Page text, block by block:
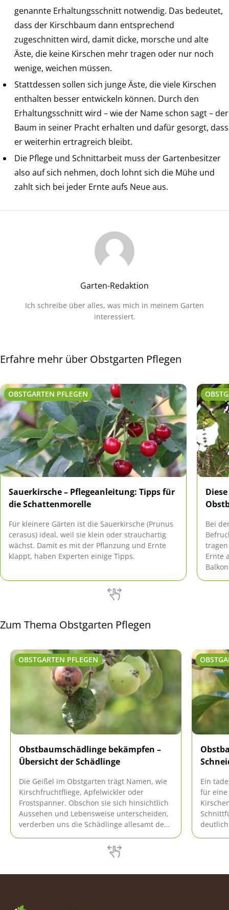
genannte Erhaltungsschnitt notwendig. Das bedeutet,
dass der Kirschbaum dann entsprechend
zugeschnitten wird, damit dicke, morsche und alte
Äste, die keine Kirschen mehr tragen oder nur noch
wenige, weichen müssen.
Stattdessen sollen sich junge Äste, die viele Kirschen
enthalten besser entwickeln können. Durch den
Erhaltungsschnitt wird – wie der Name schon sagt – der
Baum in seiner Pracht erhalten und dafür gesorgt, dass
er weiterhin ertragreich bleibt.
Die Pflege und Schnittarbeit muss der Gartenbesitzer
also auf sich nehmen, doch lohnt sich die Mühe und
zahlt sich bei jeder Ernte aufs Neue aus.
Garten-Redaktion
Ich schreibe über alles, was mich in meinem Garten
interessiert.
Erfahre mehr über Obstgarten Pflegen
OBSTGARTEN PFLEGEN
Sauerkirsche – Pflegeanleitung: Tipps für
die Schattenmorelle
Für kleinere Gärten ist die Sauerkirsche (Prunus
cerasus) ideal, weil sie klein oder strauchartig
wächst. Damit es mit der Pflanzung und Ernte
klappt, haben Experten einige Tipps.
Bei
Ernte
Zum Thema Obstgarten Pflegen
OBSTGARTEN PFLEGEN
Obstbaumschädlinge bekämpfen –
Übersicht der Schädlinge
Die Geißel im Obstgarten trägt Namen, wie
Kirschfruchtfliege, Apfelwickler oder
Frostspanner. Obschon sie sich hinsichtlich
Aussehen und Lebensweise unterscheiden,
verderben uns die Schädlinge allesamt den
Diese Übersicht umschreibt alle wichtigen
Obstbaumschädlinge und gibt Tipps für die
Ein
für eine